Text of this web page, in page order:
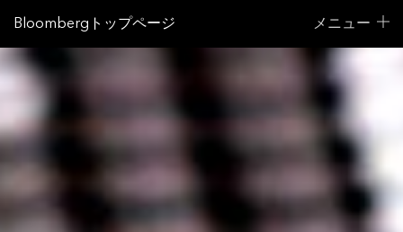
Bloombergトップページ メニュー